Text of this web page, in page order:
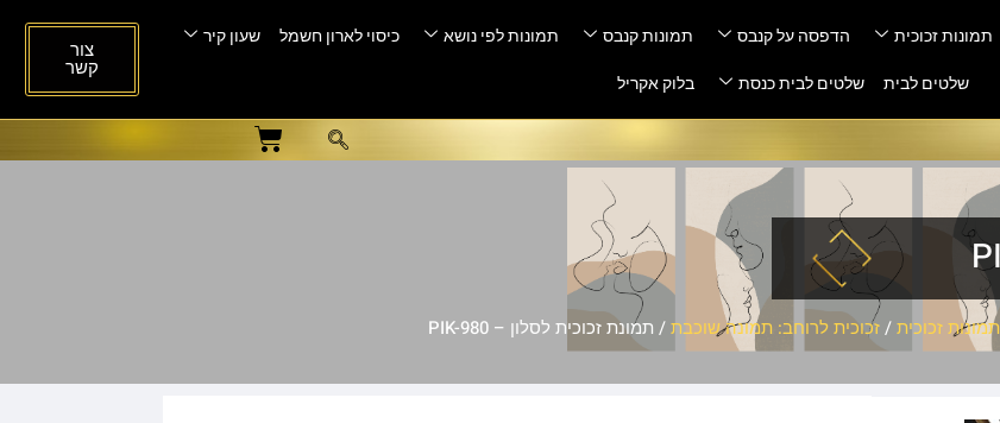
תמונות זכוכית הדפסה על קנבס תמונות קנבס תמונות לפי נושא כיסוי לארון חשמל
שעון קיר
שלטים לבית
שלטים לבית כנסת בלוק אקריל
צור
קשר
תמונות זכוכית/זכוכית לרוחב: תמונה שוכבת/ תמונת זכוכית לסלון – PIK-980